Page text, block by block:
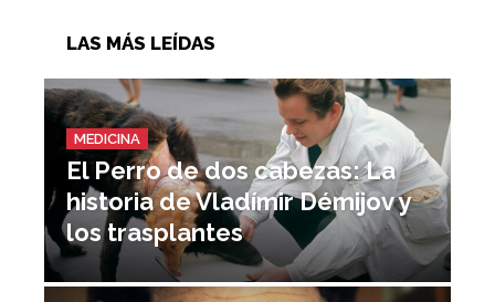
LAS MÁS LEÍDAS
MEDICINA
El Perro de dos cabezas: La
historia de Vladímir Démijov y
los trasplantes